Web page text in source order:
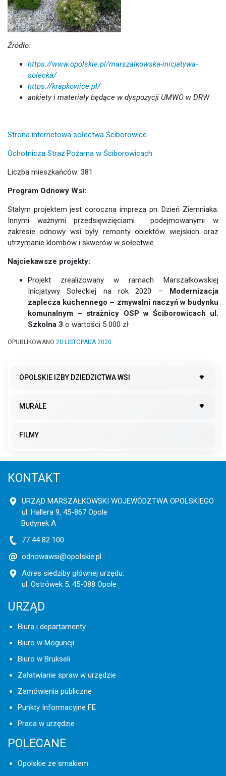
Źródło:
https://www.opolskie.pl/marszalkowska-inicjatywa-
solecka/
https://krapkowice.pl/
ankiety i materiały będące w dyspozycji UMWO w DRW
Strona internetowa sołectwa Ściborowice
Ochotnicza Straż Pożarna w Ściborowicach
Liczba mieszkańców: 381
Program Odnowy Wsi:
Stałym projektem jest coroczna impreza pn. Dzień Ziemniaka.
Innymi ważnymi przedsięwzięciami podejmowanymi w
zakresie odnowy wsi były remonty obiektów wiejskich oraz
utrzymanie klombów i skwerów w sołectwie.
Najciekawsze projekty:
Projekt zrealizowany w ramach Marszałkowskiej
Inicjatywy Sołeckiej na rok 2020 – Modernizacja
zaplecza kuchennego – zmywalni naczyń w budynku
komunalnym – strażnicy OSP w Ściborowicach ul.
Szkolna 3 o wartości 5 000 zł
OPUBLIKOWANO 20 LISTOPADA 2020
OPOLSKIE IZBY DZIEDZICTWA WSI
MURALE
FILMY
KONTAKT
URZĄD MARSZAŁKOWSKI WOJEWÓDZTWA OPOLSKIEGO
ul. Hallera 9, 45-867 Opole
Budynek A
77 44 82 100
odnowawsi@opolskie.pl
Adres siedziby głównej urzędu:
ul. Ostrówek 5, 45-088 Opole
URZĄD
Biura i departamenty
Biuro w Moguncji
Biuro w Brukseli
Załatwianie spraw w urzędzie
Zamówienia publiczne
Punkty Informacyjne FE
Praca w urzędzie
POLECANE
Opolskie ze smakiem